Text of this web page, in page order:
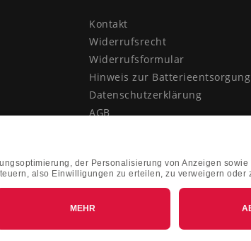
Kontakt
Widerrufsrecht
Widerrufsformular
Hinweis zur Batterieentsorgung
Datenschutzerklärung
AGB
Vertrag widerrufen